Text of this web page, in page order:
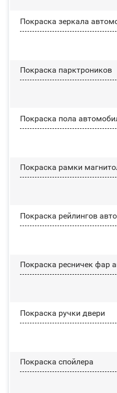
Покраска зеркала
Покраска парктроников
Покраска пола
Покраска рамки
Покраска рейлингов
Покраска ресничек фар
Покраска ручки двери
Покраска спойлера